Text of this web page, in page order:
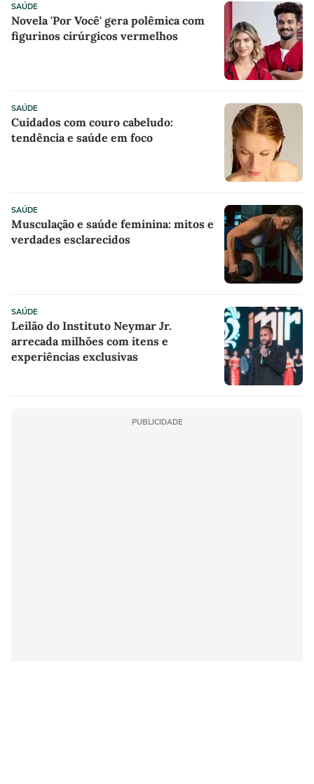
SAÚDE
Novela 'Por Você' gera polêmica com
figurinos cirúrgicos vermelhos
SAÚDE
Cuidados com couro cabeludo:
tendência e saúde em foco
SAÚDE
Musculação e saúde feminina: mitos e
verdades esclarecidos
SAÚDE
Leilão do Instituto Neymar Jr.
arrecada milhões com itens e
experiências exclusivas
PUBLICIDADE